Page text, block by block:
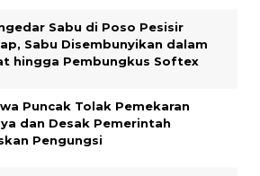
Sabu di Poso Pesisir
Sabu Disembunyikan dalam
hingga Pembungkus Softex
Puncak Tolak Pemekaran
dan Desak Pemerintah
Pengungsi